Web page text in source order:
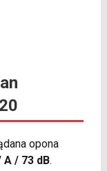
opona
A / 73 dB.